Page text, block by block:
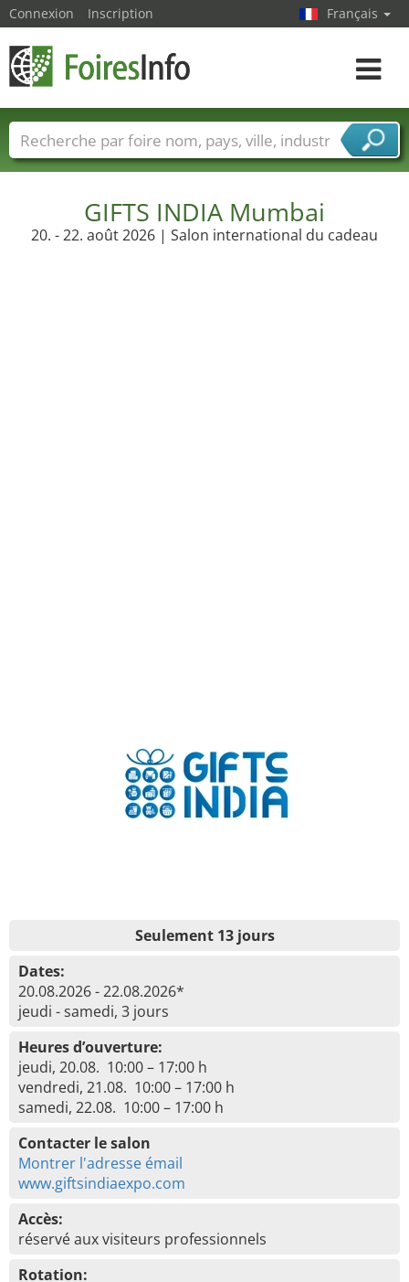
GIFTS INDIA Mumbai
20. - 22. août 2026 | Salon international du cadeau
Seulement 13 jours
Dates:
20.08.2026 - 22.08.2026*
jeudi - samedi, 3 jours
Heures d’ouverture:
jeudi, 20.08. 10:00 – 17:00 h
vendredi, 21.08. 10:00 – 17:00 h
samedi, 22.08. 10:00 – 17:00 h
Contacter le salon
Montrer l'adresse émail
www.giftsindiaexpo.com
Accès:
réservé aux visiteurs professionnels
Rotation:
Connexion Inscription Français
Toggle
Foire noms Pays Villes
Secteurs de foire